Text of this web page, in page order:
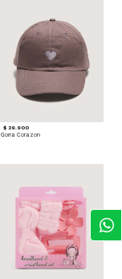
$ 29.900
Gorra Corazon